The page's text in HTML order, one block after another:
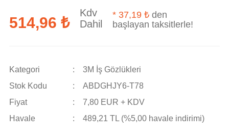
514,96 ₺
Kdv
Dahil
* 37,19 ₺ den
başlayan taksitlerle!
Kategori
3M İş Gözlükleri
Stok Kodu
ABDGHJY6-T78
Fiyat
7,80 EUR + KDV
Havale
489,21 TL (%5,00 havale indirimi)